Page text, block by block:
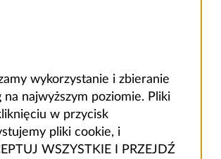
wykorzystanie i zbieranie
najwyższym poziomie. Pliki
w przycisk
pliki cookie, i
WSZYSTKIE I PRZEJDŹ